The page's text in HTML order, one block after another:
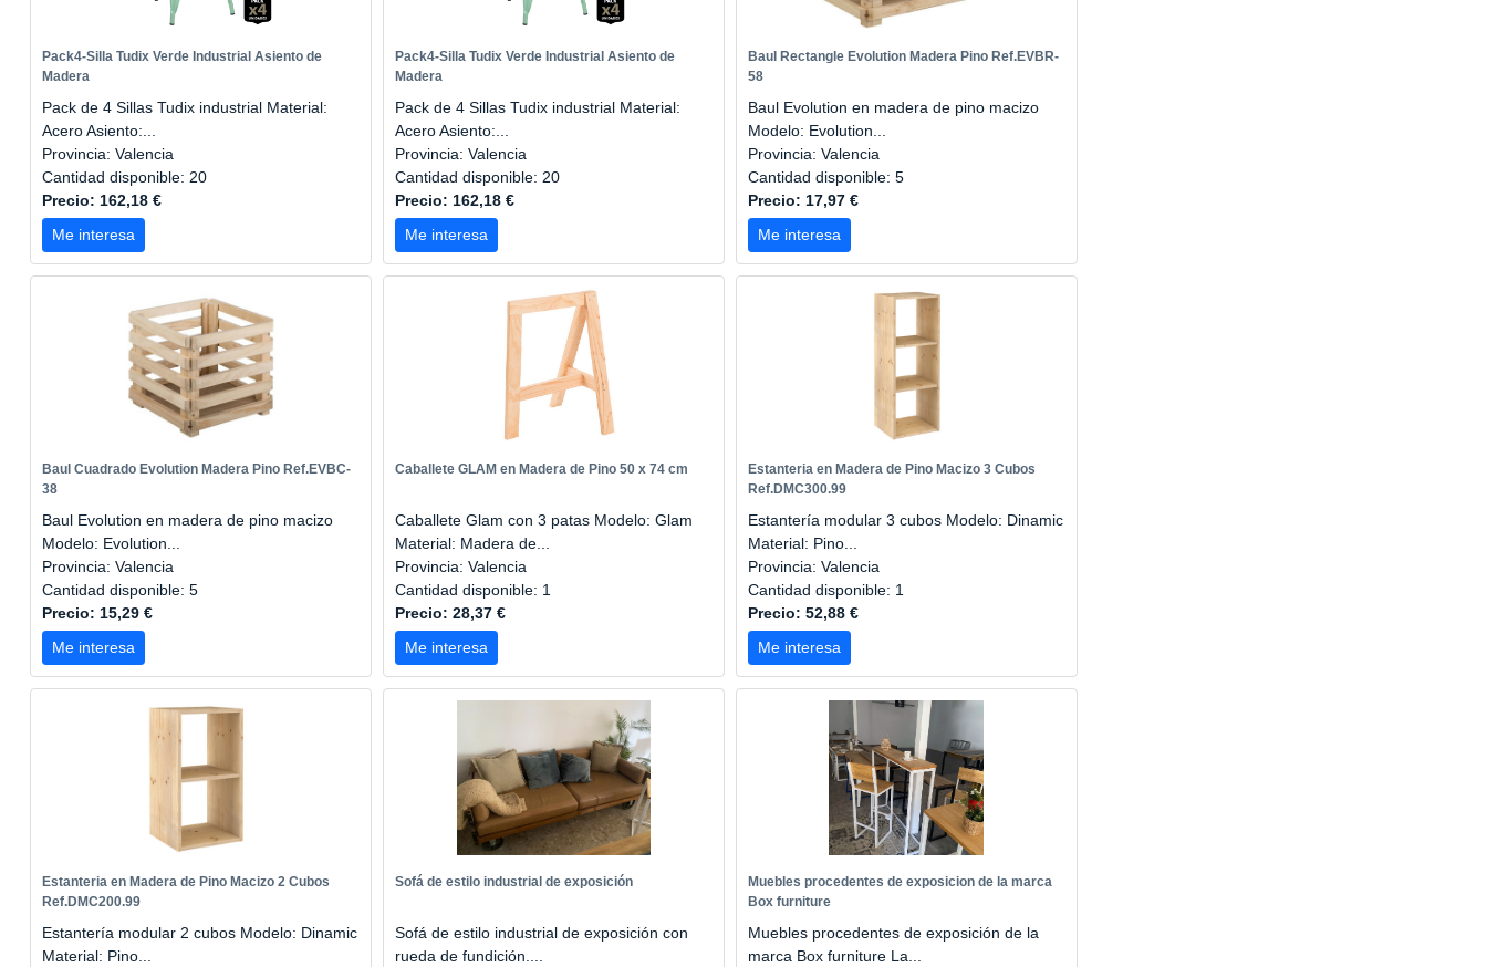
Pack4-Silla Tudix Verde Industrial Asiento de
Madera
Pack de 4 Sillas Tudix industrial Material:
Acero Asiento:...
Provincia: Valencia
Cantidad disponible: 20
Precio: 162,18 €
Me interesa
Pack4-Silla Tudix Verde Industrial Asiento de
Madera
Pack de 4 Sillas Tudix industrial Material:
Acero Asiento:...
Provincia: Valencia
Cantidad disponible: 20
Precio: 162,18 €
Me interesa
Baul Rectangle Evolution Madera Pino Ref.EVBR-
58
Baul Evolution en madera de pino macizo
Modelo: Evolution...
Provincia: Valencia
Cantidad disponible: 5
Precio: 17,97 €
Me interesa
Baul Cuadrado Evolution Madera Pino Ref.EVBC-
38
Baul Evolution en madera de pino macizo
Modelo: Evolution...
Provincia: Valencia
Cantidad disponible: 5
Precio: 15,29 €
Me interesa
Caballete GLAM en Madera de Pino 50 x 74 cm
Caballete Glam con 3 patas Modelo: Glam
Material: Madera de...
Provincia: Valencia
Cantidad disponible: 1
Precio: 28,37 €
Me interesa
Estanteria en Madera de Pino Macizo 3 Cubos
Ref.DMC300.99
Estantería modular 3 cubos Modelo: Dinamic
Material: Pino...
Provincia: Valencia
Cantidad disponible: 1
Precio: 52,88 €
Me interesa
Estanteria en Madera de Pino Macizo 2 Cubos
Ref.DMC200.99
Estantería modular 2 cubos Modelo: Dinamic
Material: Pino...
Sofá de estilo industrial de exposición
Sofá de estilo industrial de exposición con
rueda de fundición....
Muebles procedentes de exposicion de la marca
Box furniture
Muebles procedentes de exposición de la
marca Box furniture La...